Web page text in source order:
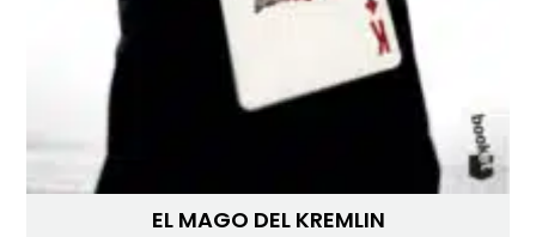
EL MAGO DEL KREMLIN